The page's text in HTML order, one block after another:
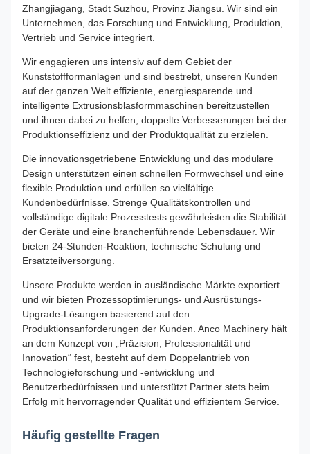
Zhangjiagang, Stadt Suzhou, Provinz Jiangsu. Wir sind ein
Unternehmen, das Forschung und Entwicklung, Produktion,
Vertrieb und Service integriert.
Wir engagieren uns intensiv auf dem Gebiet der
Kunststoffformanlagen und sind bestrebt, unseren Kunden
auf der ganzen Welt effiziente, energiesparende und
intelligente Extrusionsblasformmaschinen bereitzustellen
und ihnen dabei zu helfen, doppelte Verbesserungen bei der
Produktionseffizienz und der Produktqualität zu erzielen.
Die innovationsgetriebene Entwicklung und das modulare
Design unterstützen einen schnellen Formwechsel und eine
flexible Produktion und erfüllen so vielfältige
Kundenbedürfnisse. Strenge Qualitätskontrollen und
vollständige digitale Prozesstests gewährleisten die Stabilität
der Geräte und eine branchenführende Lebensdauer. Wir
bieten 24-Stunden-Reaktion, technische Schulung und
Ersatzteilversorgung.
Unsere Produkte werden in ausländische Märkte exportiert
und wir bieten Prozessoptimierungs- und Ausrüstungs-
Upgrade-Lösungen basierend auf den
Produktionsanforderungen der Kunden. Anco Machinery hält
an dem Konzept von „Präzision, Professionalität und
Innovation“ fest, besteht auf dem Doppelantrieb von
Technologieforschung und -entwicklung und
Benutzerbedürfnissen und unterstützt Partner stets beim
Erfolg mit hervorragender Qualität und effizientem Service.
Häufig gestellte Fragen